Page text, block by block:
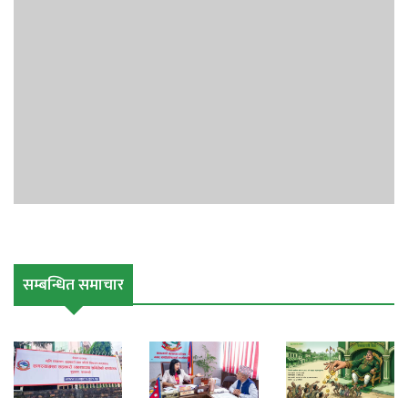
Leave a comment
सम्बन्धित समाचार